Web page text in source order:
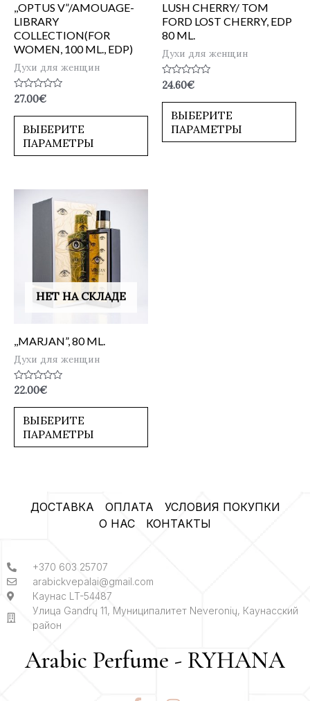
,,OPTUS V”/AMOUAGE-
LIBRARY
COLLECTION(FOR
WOMEN, 100 ML., EDP)
Духи для женщин
Оценка
0
из
27.00€
ВЫБЕРИТЕ
ПАРАМЕТРЫ
LUSH CHERRY/ TOM
FORD LOST CHERRY, EDP
80 ML.
Духи для женщин
Оценка
0
из
24.60€
ВЫБЕРИТЕ
ПАРАМЕТРЫ
НЕТ НА СКЛАДЕ
,,MARJAN”, 80 ML.
Духи для женщин
Оценка
из
22.00€
ВЫБЕРИТЕ
ПАРАМЕТРЫ
ДОСТАВКА ОПЛАТА
УСЛОВИЯ ПОКУПКИ
О НАС
КОНТАКТЫ
+370 603 25707
arabickvepalai@gmail.com
Каунас LT-54487
Улица Gandrų 11, Муниципалитет Neveronių, Каунасский
район
Arabic Perfume - RYHANA
F I